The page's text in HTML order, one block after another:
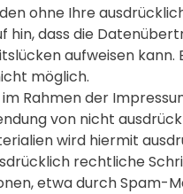
ohne Ihre
hin, dass die
aufweisen
möglich.
im Rahmen der
von nicht
wird hiermit
rechtliche
etwa durch Spam-